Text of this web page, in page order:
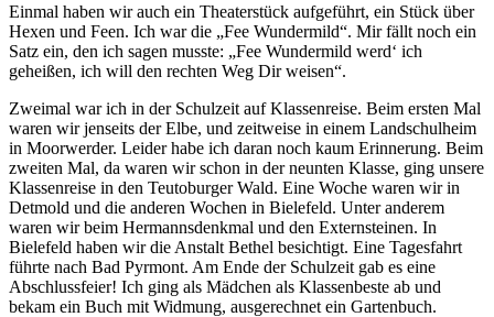
Einmal haben wir auch ein Theaterstück aufgeführt, ein Stück über
Hexen und Feen. Ich war die
Fee Wundermild . Mir fällt noch ein
Satz ein, den ich sagen musste:
Fee Wundermild werd‘ ich
geheißen, ich will den rechten Weg Dir weisen .
Zweimal war ich in der Schulzeit auf Klassenreise. Beim ersten Mal
waren wir jenseits der Elbe, und zeitweise in einem Landschulheim
in Moorwerder. Leider habe ich daran noch kaum Erinnerung. Beim
zweiten Mal, da waren wir schon in der neunten Klasse, ging unsere
Klassenreise in den Teutoburger Wald. Eine Woche waren wir in
Detmold und die anderen Wochen in Bielefeld. Unter anderem
waren wir beim Hermannsdenkmal und den Externsteinen. In
Bielefeld haben wir die Anstalt Bethel besichtigt. Eine Tagesfahrt
führte nach Bad Pyrmont. Am Ende der Schulzeit gab es eine
Abschlussfeier! Ich ging als Mädchen als Klassenbeste ab und
bekam ein Buch mit Widmung, ausgerechnet ein Gartenbuch.